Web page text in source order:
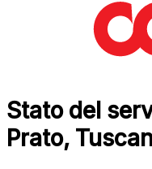
Stato del
Prato,